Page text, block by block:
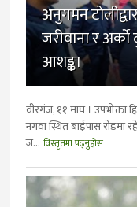
अनुगमन
जरीवाना र
आशङ्का
वीरगंज, ११ माघ । उपभोक्ता
नगवा स्थित बाईपास रोडमा
ज... विस्तृतमा पढ्नुहोस